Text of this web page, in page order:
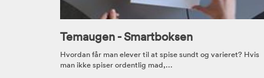
Temaugen - Smartboksen
Hvordan får man elever til at spise sundt og varieret? Hvis
man ikke spiser ordentlig mad,...